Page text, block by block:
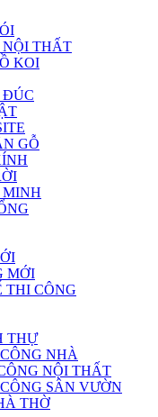
NỘI THẤT
KOI
ĐÚC
GỖ
MINH
MỚI
THI CÔNG
THỰ
NHÀ
NỘI THẤT
SÂN VƯỜN
THỜ